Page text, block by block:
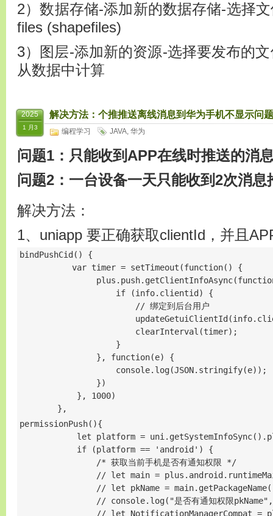
2）数据存储-添加新的数据存储-选择
files (shapefiles)
3）图层-添加新的资源-选择要发布的
从数据中计算
2025
1 月3
解决方法：个推推送离线消息到华为手机不显示问
编程学习 JAVA, 华为
问题1：只能收到APP在线时推送的消
问题2：一台设备一天只能收到2次消息
解决方法：
1、uniapp 要正确获取clientId，并且
bindPushCid() {
           var timer = setTimeout(function() {
                    if (info.clientid) {
                        // 绑定到后台用户
                        clearInterval(timer);
                    }
                }, function(e) {
                    console.log(JSON.stringify(e));
                })
            }, 1000)
        },
permissionPush(){
let platform =
            if (platform == 'android') {
                /* 获取当前手机是否有通知权限 */
// let main =
// let pkName =
// console.log("是否有通知权限
// let NotificationManagerCompat =